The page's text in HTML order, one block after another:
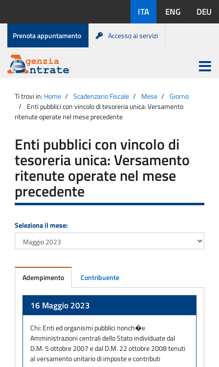
contenuto
disponibili:
ITA ENG DEU
Menu
di
servizio
Prenota appuntamento Accesso ai servizi
Agenzia
Entrate
Apri
menu
principale
Ti trovi in: Home Scadenzario Fiscale Mese
Giorno
Enti pubblici con vincolo di tesoreria unica: Versamento
ritenute operate nel mese precedente
Enti pubblici con vincolo di
tesoreria unica: Versamento
ritenute operate nel mese
precedente
Seleziona il mese:
Adempimento Contribuente
16 Maggio 2023
Chi: Enti ed organismi pubblici nonch�e
Amministrazioni centrali dello Stato individuate dal
D.M. 5 ottobre 2007 e dal D.M. 22 ottobre 2008 tenuti
al versamento unitario di imposte e contributi